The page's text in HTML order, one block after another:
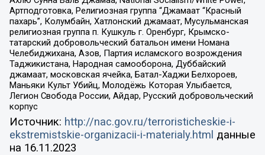
Артподготовка, Религиозная группа “Джамаат “Красный
пахарь”, Колумбайн, Хатлонский джамаат, Мусульманская
религиозная группа п. Кушкуль г. Оренбург, Крымско-
татарский добровольческий батальон имени Номана
Челебиджихана, Азов, Партия исламского возрождения
Таджикистана, Народная самооборона, Дуббайский
джамаат, московская ячейка, Батал-Хаджи Белхороев,
Маньяки Культ Убийц, Молодёжь Которая Улыбается,
Легион Свобода России, Айдар, Русский добровольческий
корпус
Источник: http://nac.gov.ru/terroristicheskie-i-
ekstremistskie-organizacii-i-materialy.html данные
на 16.11.2023